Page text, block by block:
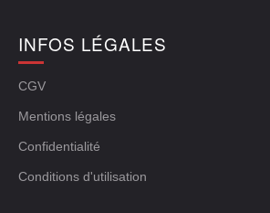
INFOS LÉGALES
CGV
Mentions légales
Confidentialité
Conditions d'utilisation